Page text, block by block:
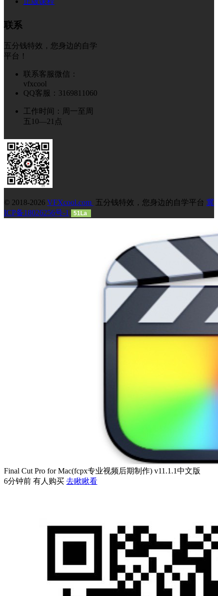
联系
五分钱特效，您身边的自学
平台！
联系客服微信：
vfxcool
QQ客服：3169811060
工作时间：周一至周
五10—21点
© 2018-2026 VFXcool.com 五分钱特效，您身边的自学平台 冀
ICP备18026256号-1
51La
Final Cut Pro for Mac(fcpx专业视频后期制作) v11.1.1中文版
6分钟前 有人购买 去瞅瞅看